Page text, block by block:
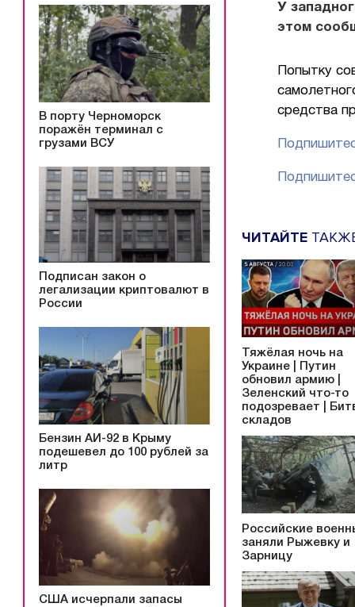
В порту Черноморск
поражён терминал с
грузами ВСУ
Подписан закон о
легализации криптовалют в
России
Бензин АИ-92 в Крыму
подешевел до 100 рублей за
литр
США исчерпали запасы
У
этом
Попытку
средства
ЧИТАЙТЕ
Тяжёлая ночь на
Украине | Путин
обновил армию |
Зеленский что-то
подозревает |
складов
Российские
заняли Рыжевку и
Зарницу